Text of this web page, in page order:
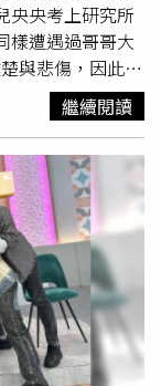
央央考上研究所
樣遭遇過哥哥大
與悲傷，因此對
》獨家報導，小
天，他打電話
」，如今聽到記
炳憂傷地說到：
己在大炳走後，
他講『要不要吃
接了呢？』」
「我日前有傳
還表示「相信大
禁鼻酸。小炳還
十分心疼。「她
繼續閱讀